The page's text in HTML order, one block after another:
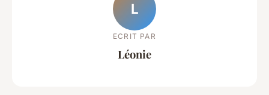
L
ECRIT PAR
Léonie